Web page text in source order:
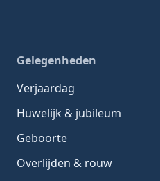
Gelegenheden
Verjaardag
Huwelijk & jubileum
Geboorte
Overlijden & rouw